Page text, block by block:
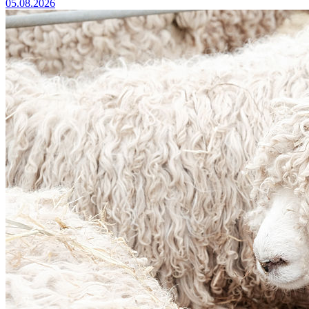
05.08.2026